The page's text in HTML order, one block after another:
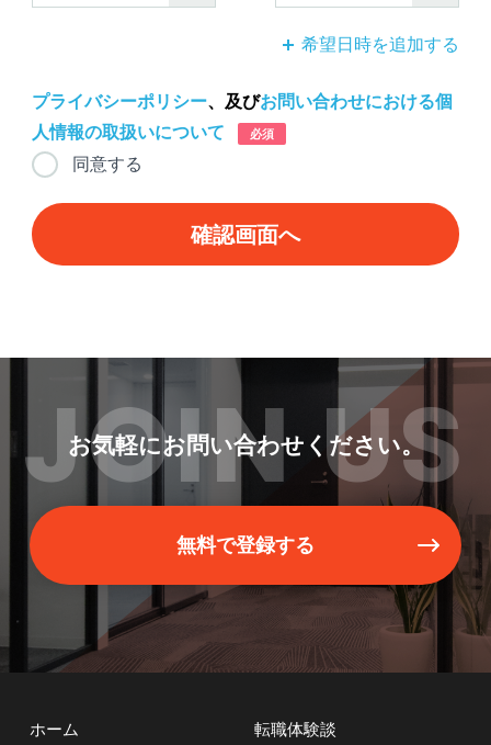
希望日時を追加する
プライバシーポリシー、及びお問い合わせにおける個
人情報の取扱いについて
必須
同意する
JOIN US
お気軽にお問い合わせください。
無料で登録する
ホーム 転職体験談